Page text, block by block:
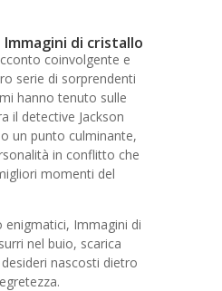
di cristallo
coinvolgente e
serie di sorprendenti
hanno tenuto sulle
il detective Jackson
un punto culminante,
in conflitto che
momenti del
enigmatici, Immagini di
nel buio, scarica
nascosti dietro